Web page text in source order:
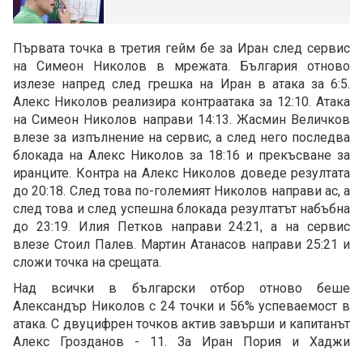
Първата точка в третия гейм бе за Иран след сервис
на Симеон Николов в мрежата. България отново
излезе напред след грешка на Иран в атака за 6:5.
Алекс Николов реализира контраатака за 12:10. Атака
на Симеон Николов направи 14:13. Жасмин Величков
влезе за изпълнение на сервис, а след него последва
блокада на Алекс Николов за 18:16 и прекъсване за
иранците. Контра на Алекс Николов доведе резултата
до 20:18. След това по-големият Николов направи ас, а
след това и след успешна блокада резултатът набъбна
до 23:19. Илия Петков направи 24:21, а на сервис
влезе Стоил Палев. Мартин Атанасов направи 25:21 и
сложи точка на срещата.
Над всички в български отбор отново беше
Александър Николов с 24 точки и 56% успеваемост в
атака. С двуцифрен точков актив завърши и капитанът
Алекс Грозданов - 11. За Иран Пория и Хаджи